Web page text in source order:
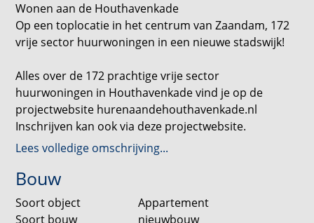
Wonen aan de Houthavenkade
Op een toplocatie in het centrum van Zaandam, 172
vrije sector huurwoningen in een nieuwe stadswijk!
Alles over de 172 prachtige vrije sector
huurwoningen in Houthavenkade vind je op de
projectwebsite hurenaandehouthavenkade.nl
Inschrijven kan ook via deze projectwebsite.
Dit is Houthavenkade
Ten zuiden van het centrum en pal aan het water van
toevoeging aan de binnenstad van Zaandam. Hier
Lees volledige omschrijving...
Bouw
Soort object
Appartement
Soort bouw
nieuwbouw